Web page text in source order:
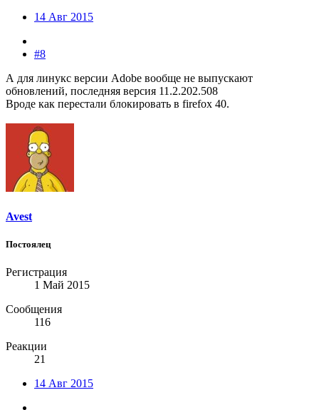
14 Авг 2015
#8
А для линукс версии Adobe вообще не выпускают
обновлений, последняя версия 11.2.202.508
Вроде как перестали блокировать в firefox 40.
Avest
Постоялец
Регистрация
1 Май 2015
Сообщения
116
Реакции
21
14 Авг 2015